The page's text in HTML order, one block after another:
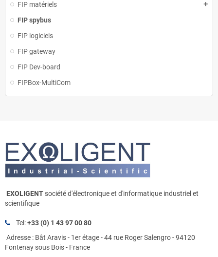
FIP matériels add
FIP spybus
FIP logiciels
FIP gateway
FIP Dev-board
FIPBox-MultiCom
EXOLIGENT société d'électronique et d'informatique industriel et
scientifique
Tel:+33 (0) 1 43 97 00 80
Adresse : Bât Aravis - 1er étage - 44 rue Roger Salengro - 94120
Fontenay sous Bois - France